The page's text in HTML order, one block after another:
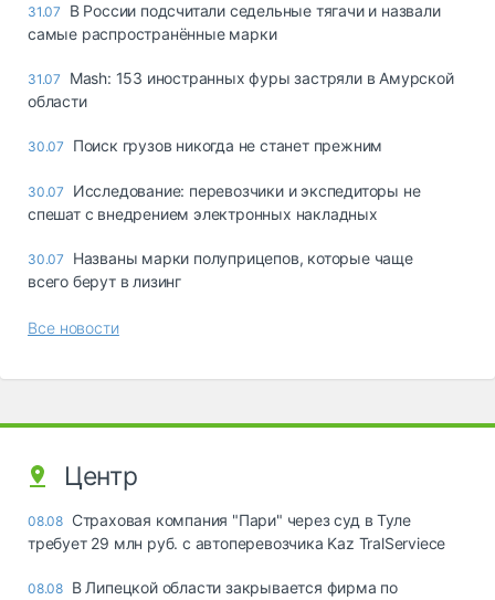
31.07
В России подсчитали седельные тягачи и назвали
самые распространённые марки
31.07
Mash: 153 иностранных фуры застряли в Амурской
области
30.07 Поиск грузов никогда не станет прежним
30.07
Исследование: перевозчики и экспедиторы не
спешат с внедрением электронных накладных
30.07
Названы марки полуприцепов, которые чаще
всего берут в лизинг
Все новости
Центр
08.08 Страховая компания "Пари" через суд в Туле
требует 29 млн руб. с автоперевозчика Kaz TralServiece
08.08 В Липецкой области закрывается фирма по